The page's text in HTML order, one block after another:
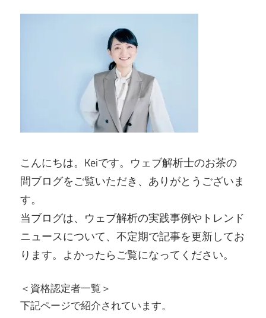
こんにちは。Keiです。ウェブ解析士のお茶の
間ブログをご覧いただき、ありがとうございま
す。
当ブログは、ウェブ解析の実践事例やトレンド
ニュースについて、不定期で記事を更新してお
ります。よかったらご覧になってください。
＜資格認定者一覧＞
下記ページで紹介されています。